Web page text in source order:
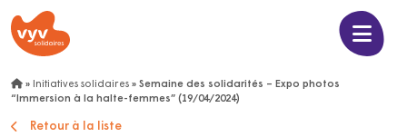
» Initiatives solidaires » Semaine des solidarités – Expo photos
“Immersion à la halte-femmes” (19/04/2024)
Retour à la liste